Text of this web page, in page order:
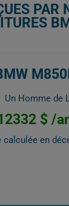
PAR
Un Homme de
$ /
calculée en